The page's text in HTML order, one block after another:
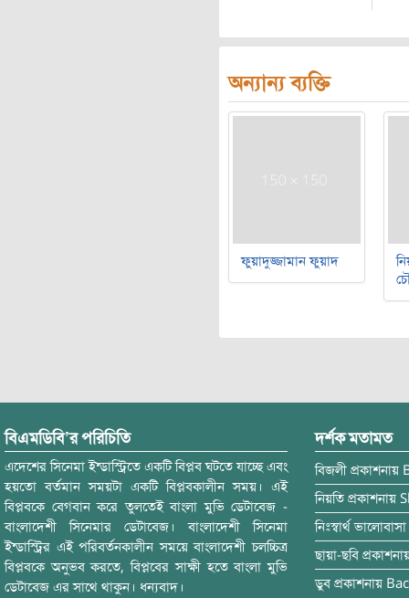
অন্যান্য ব্যক্তি
ফুয়াদুজ্জামান ফুয়াদ
বিএমডিবি’র পরিচিতি
এদেশের সিনেমা ইন্ডাস্ট্রিতে একটি বিপ্লব ঘটতে যাচ্ছে এবং
হয়তো বর্তমান সময়টা একটি বিপ্লবকালীন সময়। এই
বিপ্লবকে বেগবান করে তুলতেই বাংলা মুভি ডেটাবেজ -
বাংলাদেশী সিনেমার ডেটাবেজ। বাংলাদেশী সিনেমা
ইন্ডাস্ট্রির এই পরিবর্তনকালীন সময়ে বাংলাদেশী চলচ্চিত্র
বিপ্লবকে অনুভব করতে, বিপ্লবের সাক্ষী হতে বাংলা মুভি
ডেটাবেজ এর সাথে থাকুন। ধন্যবাদ।
দর্শক মতামত
বিজলী প্রকাশনায়
নিয়তি প্রকাশনায়
নিঃস্বার্থ ভালোবাসা
ছায়া-ছবি
ডুব প্রকাশনায়